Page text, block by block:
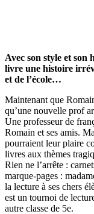
Avec son style et
livre une histoire
et de l’école…
Maintenant que
qu’une nouvelle prof
Une professeur de
Romain et ses amis.
pourraient leur plaire
livres aux thèmes
Rien ne l’arrête :
marque-pages :
la lecture à ses chers
est un tournoi de
autre classe de 5e.